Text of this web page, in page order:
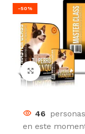
-50%
Click para
46
en este